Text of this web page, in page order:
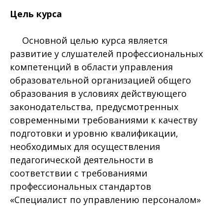
Цель курса
Основной целью курса является
развитие у слушателей профессиональных
компетенций в области управления
образовательной организацией общего
образования в условиях действующего
законодательства, предусмотренных
современными требованиями к качеству
подготовки и уровню квалификации,
необходимых для осуществления
педагогической деятельности в
соответствии с требованиями
профессиональных стандартов
«Специалист по управлению персоналом»